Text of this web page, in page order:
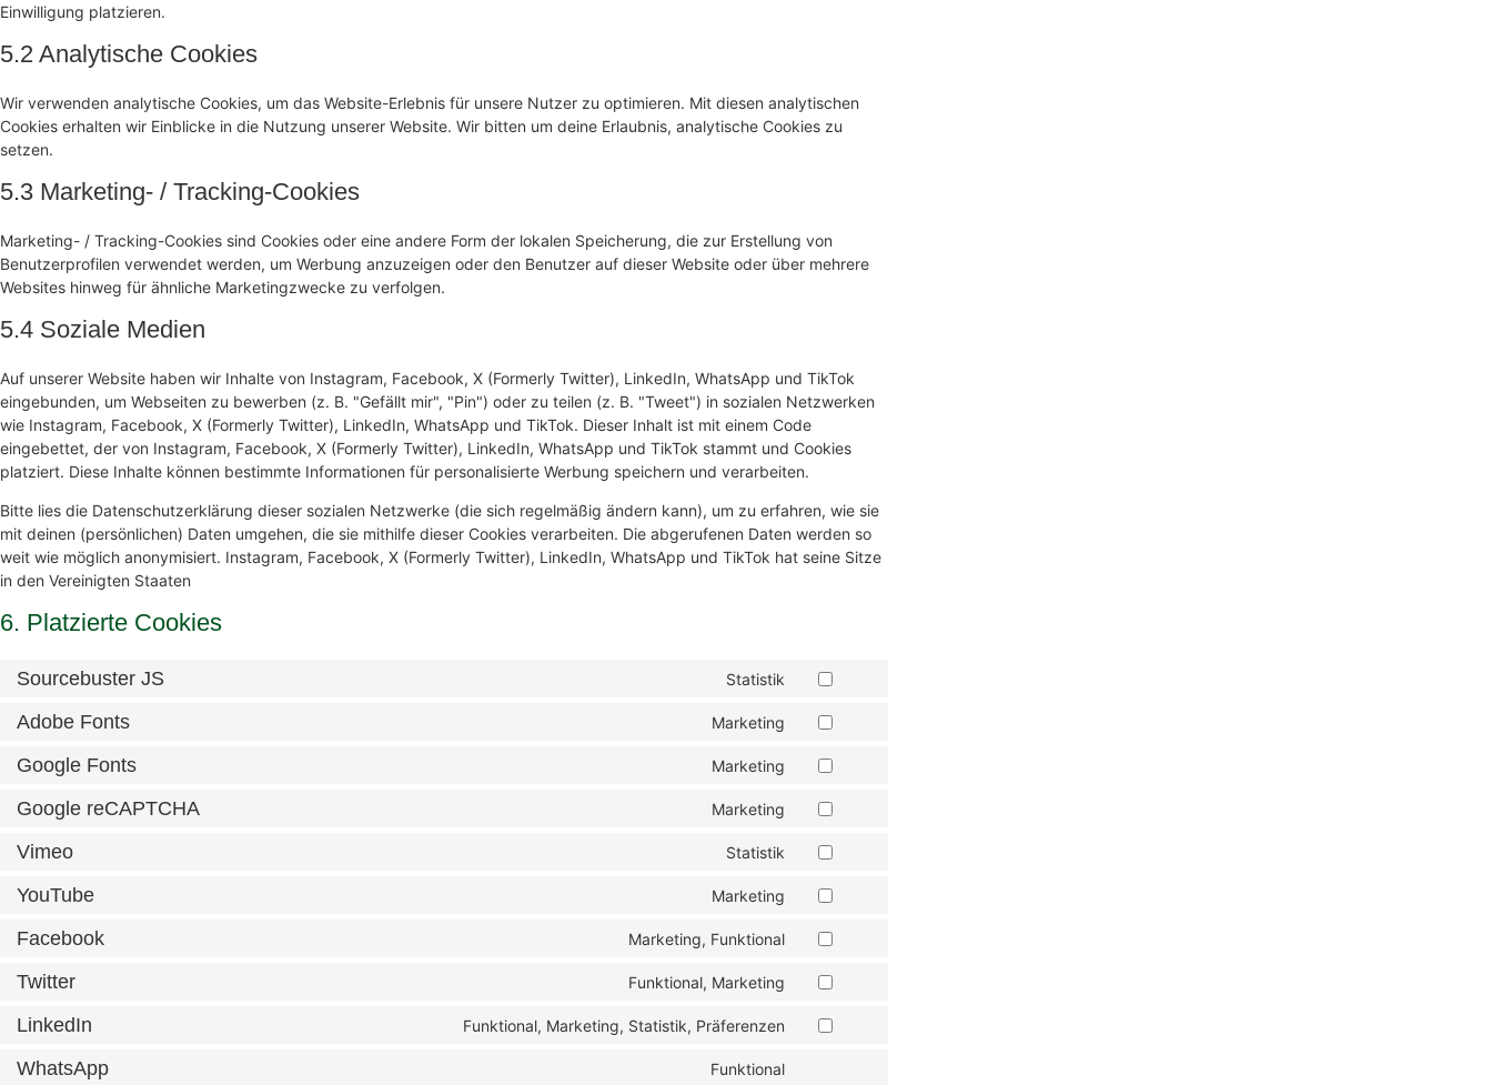
Einwilligung platzieren.
5.2 Analytische Cookies
Wir verwenden analytische Cookies, um das Website-Erlebnis für unsere Nutzer zu optimieren. Mit diesen analytischen
Cookies erhalten wir Einblicke in die Nutzung unserer Website. Wir bitten um deine Erlaubnis, analytische Cookies zu
setzen.
5.3 Marketing- / Tracking-Cookies
Marketing- / Tracking-Cookies sind Cookies oder eine andere Form der lokalen Speicherung, die zur Erstellung von
Benutzerprofilen verwendet werden, um Werbung anzuzeigen oder den Benutzer auf dieser Website oder über mehrere
Websites hinweg für ähnliche Marketingzwecke zu verfolgen.
5.4 Soziale Medien
Auf unserer Website haben wir Inhalte von Instagram, Facebook, X (Formerly Twitter), LinkedIn, WhatsApp und TikTok
eingebunden, um Webseiten zu bewerben (z. B. "Gefällt mir", "Pin") oder zu teilen (z. B. "Tweet") in sozialen Netzwerken
wie Instagram, Facebook, X (Formerly Twitter), LinkedIn, WhatsApp und TikTok. Dieser Inhalt ist mit einem Code
eingebettet, der von Instagram, Facebook, X (Formerly Twitter), LinkedIn, WhatsApp und TikTok stammt und Cookies
platziert. Diese Inhalte können bestimmte Informationen für personalisierte Werbung speichern und verarbeiten.
Bitte lies die Datenschutzerklärung dieser sozialen Netzwerke (die sich regelmäßig ändern kann), um zu erfahren, wie sie
mit deinen (persönlichen) Daten umgehen, die sie mithilfe dieser Cookies verarbeiten. Die abgerufenen Daten werden so
weit wie möglich anonymisiert. Instagram, Facebook, X (Formerly Twitter), LinkedIn, WhatsApp und TikTok hat seine Sitze
in den Vereinigten Staaten
6. Platzierte Cookies
Sourcebuster JS Statistik
Adobe Fonts Marketing
Google Fonts Marketing
Google reCAPTCHA Marketing
Vimeo Statistik
YouTube Marketing
Facebook Marketing, Funktional
Twitter Funktional, Marketing
LinkedIn Funktional, Marketing, Statistik, Präferenzen
WhatsApp Funktional